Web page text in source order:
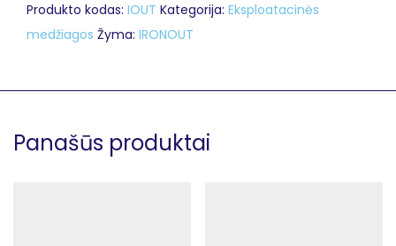
Produkto kodas: IOUT Kategorija: Eksploatacinės
medžiagos Žyma: IRONOUT
Panašūs produktai